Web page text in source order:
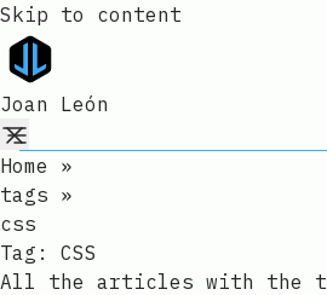
Skip to content
Joan León
Home
»
tags »
css
Tag: CSS
All the articles with the